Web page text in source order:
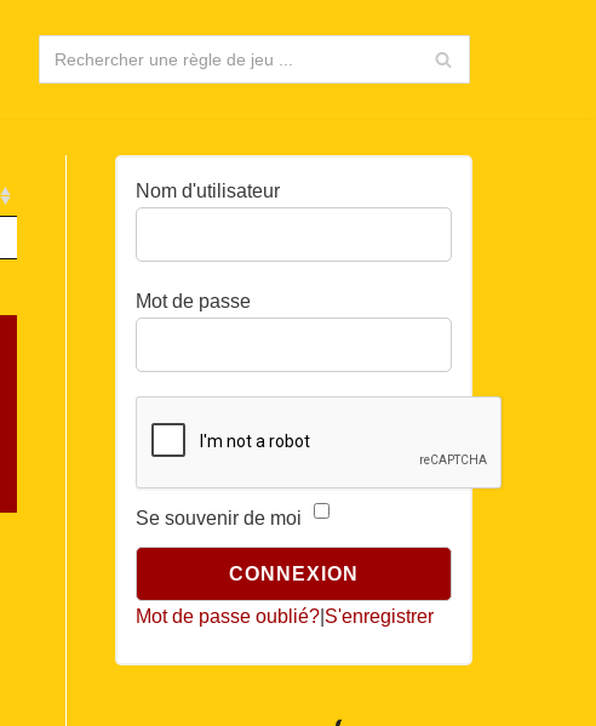
Nom d'utilisateur
Mot de passe
Se souvenir de moi
Mot de passe oublié? S'enregistrer